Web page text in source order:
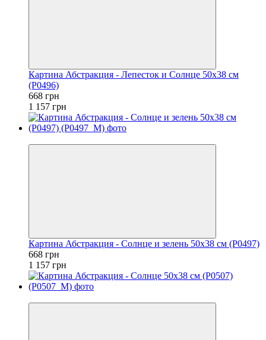
Картина Абстракция - Лепесток и Солнце 50x38 см
(P0496)
668 грн
1 157 грн
Картина Абстракция - Солнце и зелень 50x38 см (P0497)
668 грн
1 157 грн